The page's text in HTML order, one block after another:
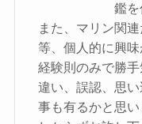
鑑を
また、マリン関
等、個人的に興
経験則のみで勝
違い、誤認、思
事も有るかと思